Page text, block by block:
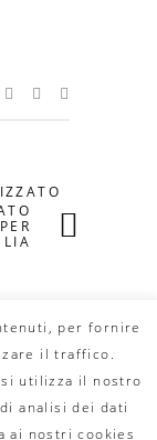
All
-
-COOKIE
per fornire
il traffico.
utilizza il nostro
analisi dei dati
ai nostri cookies